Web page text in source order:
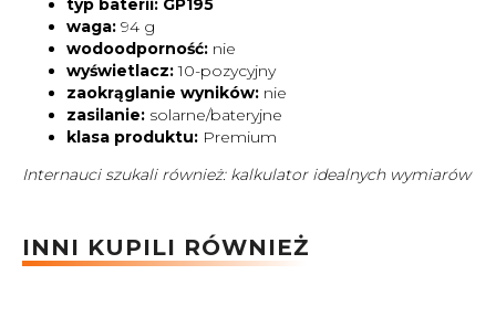
typ baterii: GP195
waga: 94 g
wodoodporność: nie
wyświetlacz:10-pozycyjny
zaokrąglanie wyników: nie
zasilanie: solarne/bateryjne
klasa produktu: Premium
Internauci szukali również: kalkulator idealnych wymiarów
INNI KUPILI RÓWNIEŻ